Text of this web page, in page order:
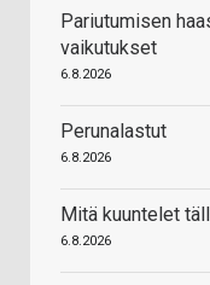
Pariutumisen
vaikutukset
6.8.2026
Perunalastut
6.8.2026
Mitä kuuntelet
6.8.2026